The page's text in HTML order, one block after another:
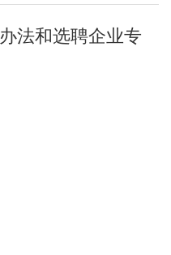
法和选聘企业专